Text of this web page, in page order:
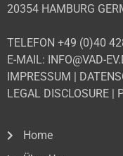
20354 HAMBURG
TELEFON +49 (0)40
E-MAIL: INFO@VAD-
IMPRESSUM
LEGAL DISCLOSURE
Home